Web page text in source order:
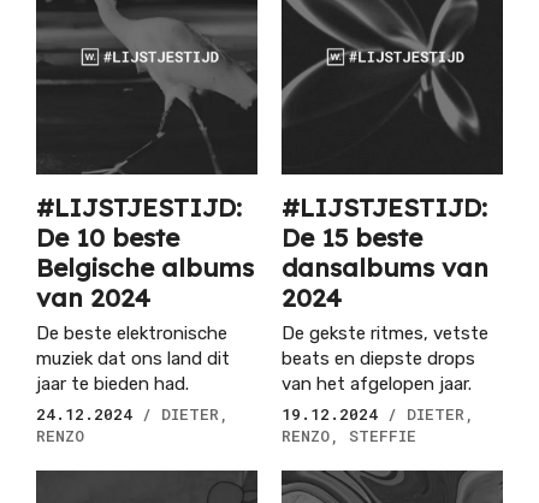
#LIJSTJESTIJD:
De 10 beste
Belgische albums
van 2024
De beste elektronische
muziek dat ons land dit
jaar te bieden had.
24.12.2024 / DIETER,
RENZO
#LIJSTJESTIJD:
De 15 beste
dansalbums van
2024
De gekste ritmes, vetste
beats en diepste drops
van het afgelopen jaar.
19.12.2024 / DIETER,
RENZO, STEFFIE